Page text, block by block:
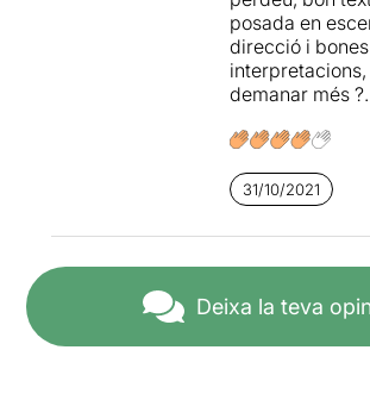
posada en
direcció i bones
demanar més ?.
31/10/2021
Deixa la teva